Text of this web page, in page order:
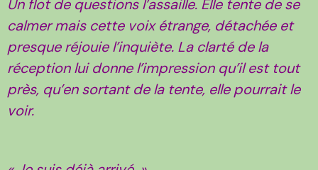
Un flot de questions l’assaille. Elle tente de se
calmer mais cette voix étrange, détachée et
presque réjouie l’inquiète. La clarté de la
réception lui donne l’impression qu’il est tout
près, qu’en sortant de la tente, elle pourrait le
voir.